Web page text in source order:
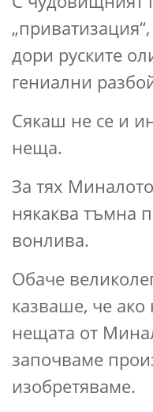
дори руските
гениални
Сякаш не се и
неща.
За тях
някаква тъмна
вонлива.
Обаче
казваше, че
нещата от
започваме
изобретяваме.